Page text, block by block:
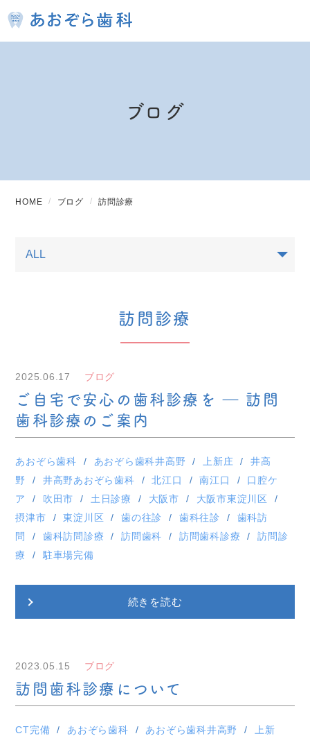
ブログ
HOME ブログ 訪問診療
訪問診療
2025.06.17 ブログ
ご自宅で安心の歯科診療を ― 訪問
歯科診療のご案内
あおぞら歯科 あおぞら歯科井高野 上新庄
井高
野
井高野あおぞら歯科 北江口 南江口
口腔ケ
ア
吹田市 土日診療 大阪市
大阪市東淀川区
摂津市
東淀川区 歯の往診 歯科往診
歯科訪
問
歯科訪問診療 訪問歯科 訪問歯科診療
訪問診
療
駐車場完備
続きを読む
2023.05.15 ブログ
訪問歯科診療について
CT完備 あおぞら歯科 あおぞら歯科井高野
上新